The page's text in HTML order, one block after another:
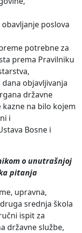
poslova
potrebne za
prema Pravilniku
objavljivanja
državne
na bilo kojem
i
Bosne i
о unutrašnjoj
pitanja
upravna,
srednja škola
ispit za
državne službe,